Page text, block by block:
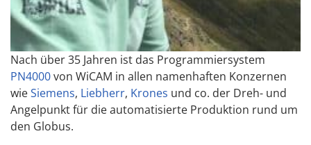
Nach über 35 Jahren ist das Programmiersystem
PN4000von WiCAM in allen namenhaften Konzernen
wieSiemens, Liebherr, Krones und co. der Dreh- und
Angelpunkt für die automatisierte Produktion rund um
den Globus.